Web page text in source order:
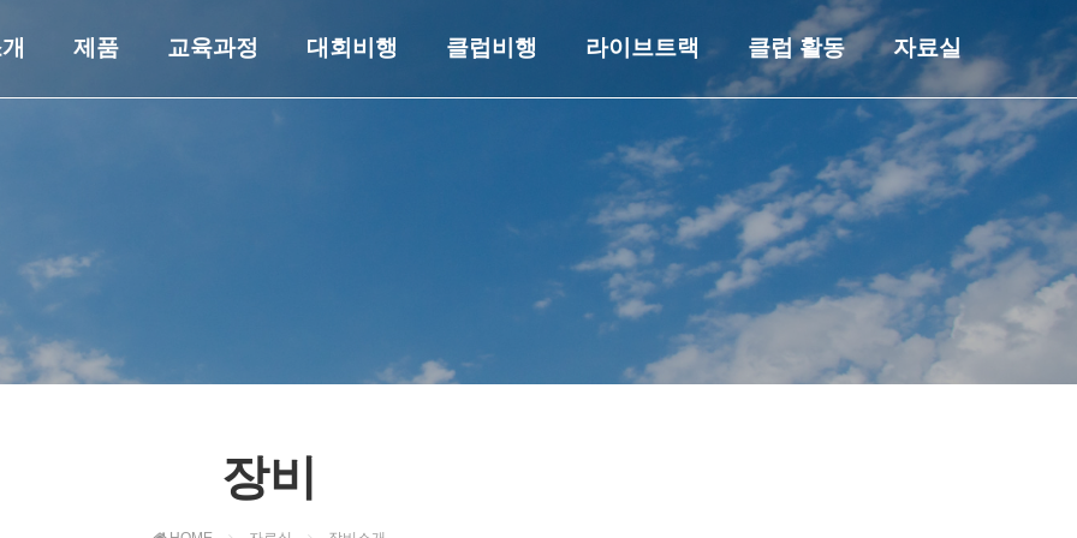
제품 교육과정 대회비행 클럽비행 라이브트랙 클럽 활동 자료실
장비